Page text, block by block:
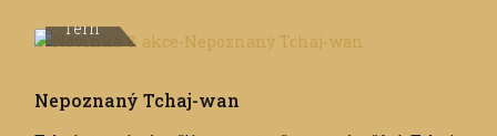
Tern
Nepoznaný Tchaj-wan